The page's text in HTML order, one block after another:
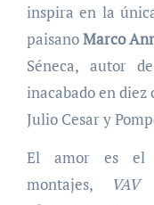
inspira en la
paisanoMarco
Séneca, autor
inacabado en
Julio Cesar y
El amor es el
montajes,
VAV